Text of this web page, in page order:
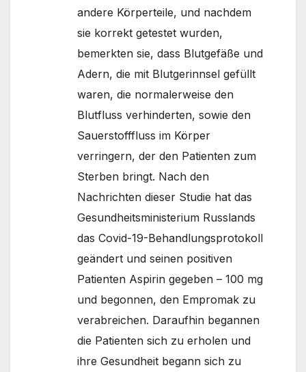
andere Körperteile, und nachdem
sie korrekt getestet wurden,
bemerkten sie, dass Blutgefäße und
Adern, die mit Blutgerinnsel gefüllt
waren, die normalerweise den
Blutfluss verhinderten, sowie den
Sauerstofffluss im Körper
verringern, der den Patienten zum
Sterben bringt. Nach den
Nachrichten dieser Studie hat das
Gesundheitsministerium Russlands
das Covid-19-Behandlungsprotokoll
geändert und seinen positiven
Patienten Aspirin gegeben – 100 mg
und begonnen, den Empromak zu
verabreichen. Daraufhin begannen
die Patienten sich zu erholen und
ihre Gesundheit begann sich zu